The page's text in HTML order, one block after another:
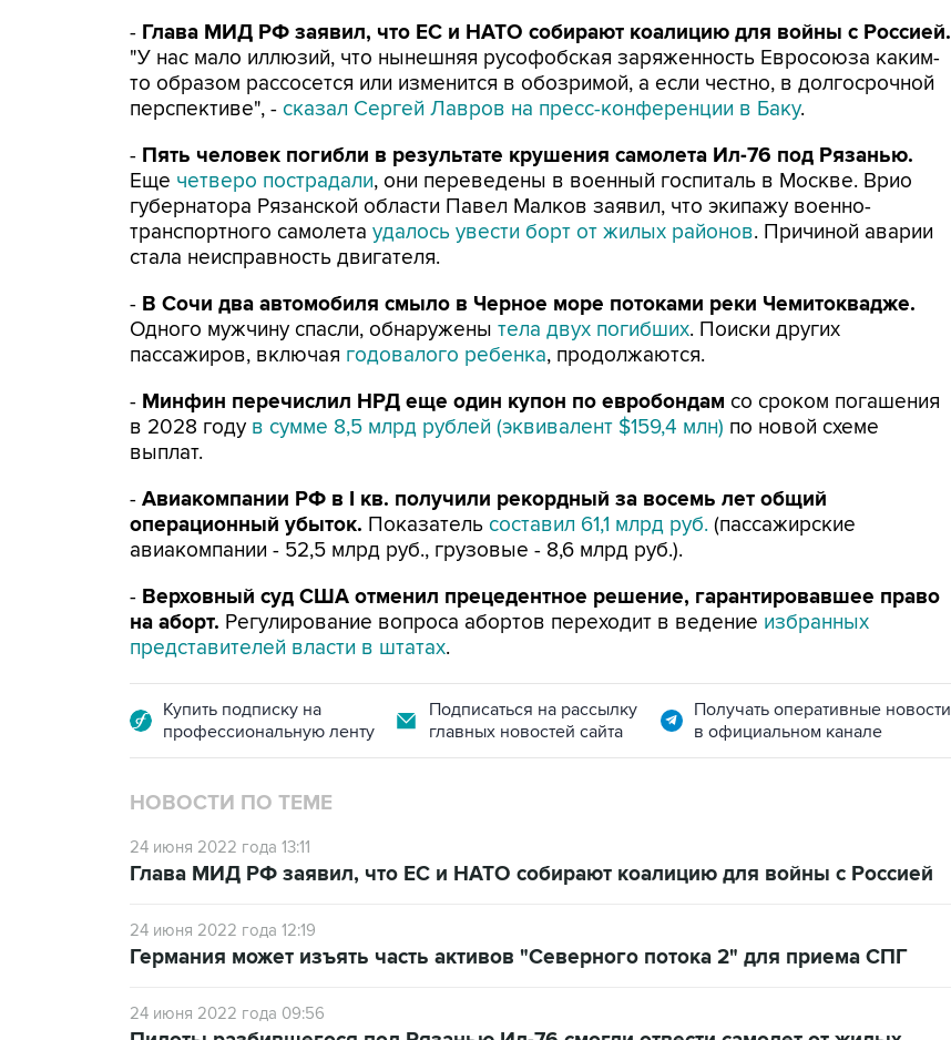
- Глава МИД РФ заявил, что ЕС и НАТО собирают коалицию для войны с Россией.
"У нас мало иллюзий, что нынешняя русофобская заряженность Евросоюза каким-
то образом рассосется или изменится в обозримой, а если честно, в долгосрочной
перспективе", - сказал Сергей Лавров на пресс-конференции в Баку.
- Пять человек погибли в результате крушения самолета Ил-76 под Рязанью.
Еще четверо пострадали, они переведены в военный госпиталь в Москве. Врио
губернатора Рязанской области Павел Малков заявил, что экипажу военно-
транспортного самолета удалось увести борт от жилых районов. Причиной аварии
стала неисправность двигателя.
- В Сочи два автомобиля смыло в Черное море потоками реки Чемитоквадже.
Одного мужчину спасли, обнаружены тела двух погибших. Поиски других
пассажиров, включая годовалого ребенка, продолжаются.
- Минфин перечислил НРД еще один купон по евробондам со сроком погашения
в 2028 году в сумме 8,5 млрд рублей (эквивалент $159,4 млн) по новой схеме
выплат.
- Авиакомпании РФ в I кв. получили рекордный за восемь лет общий
операционный убыток. Показатель составил 61,1 млрд руб. (пассажирские
авиакомпании - 52,5 млрд руб., грузовые - 8,6 млрд руб.).
- Верховный суд США отменил прецедентное решение, гарантировавшее право
на аборт. Регулирование вопроса абортов переходит в ведение избранных
представителей власти в штатах.
Купить подписку на
профессиональную ленту
Подписаться на рассылку
главных новостей сайта
Получать оперативные новости
в официальном канале
НОВОСТИ ПО ТЕМЕ
24 июня 2022 года 13:11
Глава МИД РФ заявил, что ЕС и НАТО собирают коалицию для войны с Россией
24 июня 2022 года 12:19
Германия может изъять часть активов "Северного потока 2" для приема СПГ
24 июня 2022 года 09:56